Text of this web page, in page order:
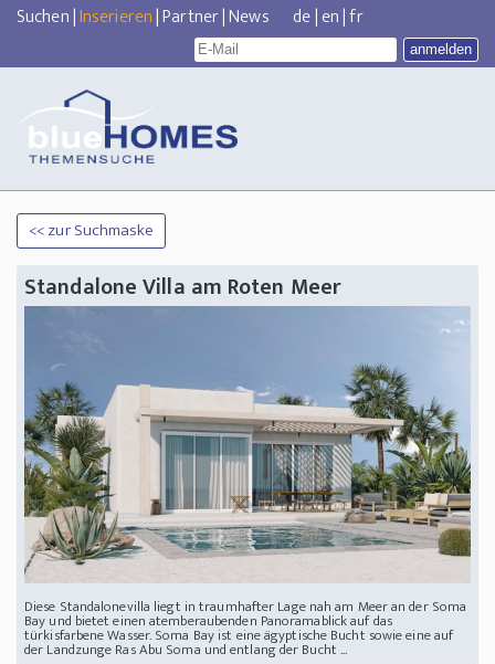
Suchen|Inserieren|Partner|News de|en|fr
<< zur Suchmaske
Standalone Villa am Roten Meer
Diese Standalonevilla liegt in traumhafter Lage nah am Meer an der Soma
Bay und bietet einen atemberaubenden Panoramablick auf das
türkisfarbene Wasser. Soma Bay ist eine ägyptische Bucht sowie eine auf
der Landzunge Ras Abu Soma und entlang der Bucht ...